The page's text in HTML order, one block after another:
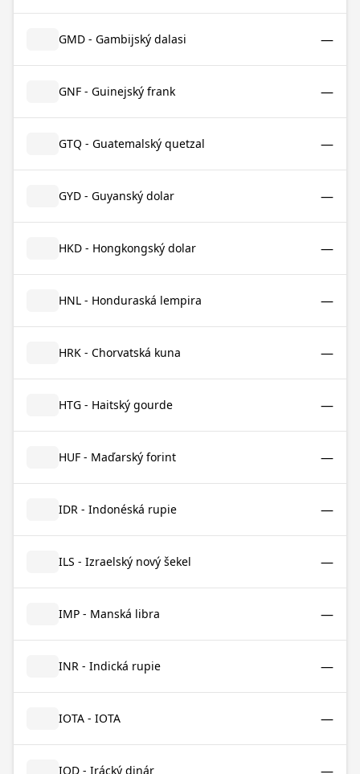
GMD - Gambijský dalasi —
GNF - Guinejský frank —
GTQ - Guatemalský quetzal —
GYD - Guyanský dolar —
HKD - Hongkongský dolar —
HNL - Honduraská lempira —
HRK - Chorvatská kuna —
HTG - Haitský gourde —
HUF - Maďarský forint —
IDR - Indonéská rupie —
ILS - Izraelský nový šekel —
IMP - Manská libra —
INR - Indická rupie —
IOTA - IOTA —
IQD - Irácký dinár